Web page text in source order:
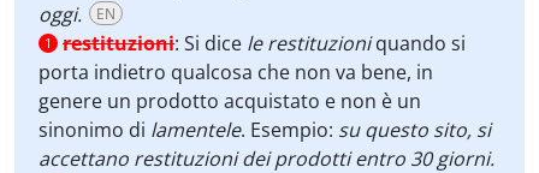
oggi.
EN
1 restituzioni: Si dice le restituzioniquando si
porta indietro qualcosa che non va bene, in
genere un prodotto acquistato e non è un
sinonimo di lamentele. Esempio: su questo sito, si
accettano restituzioni dei prodotti entro 30 giorni.